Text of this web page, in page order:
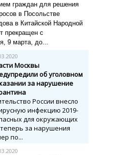
граждан для решения
в Посольстве
в Китайской Народной
прекращен с
9 марта, до...
Москвы
об уголовном
за нарушение
России внесло
инфекцию 2019-
для окружающих
за нарушения
по...